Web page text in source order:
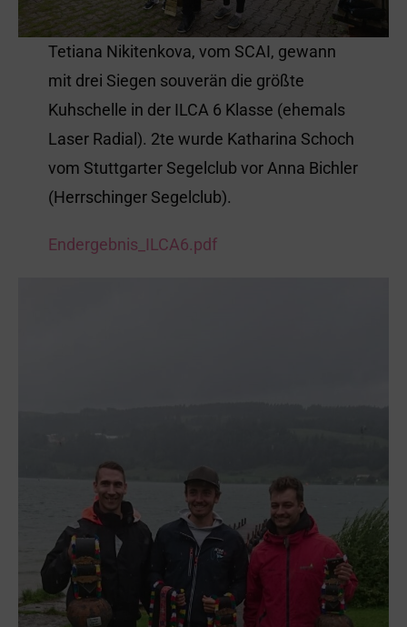
Tetiana Nikitenkova, vom SCAI, gewann
mit drei Siegen souverän die größte
Kuhschelle in der ILCA 6 Klasse (ehemals
Laser Radial). 2te wurde Katharina Schoch
vom Stuttgarter Segelclub vor Anna Bichler
(Herrschinger Segelclub).
Endergebnis_ILCA6.pdf